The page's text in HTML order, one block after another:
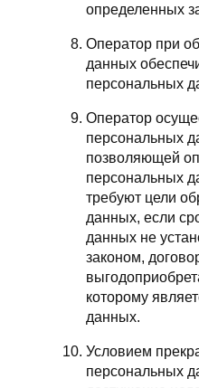
определенных
Оператор при
данных
персональных
Оператор
персональных
позволяющей
персональных
требуют цели
данных, если
данных не
законом,
которому
данных.
Условием
персональных